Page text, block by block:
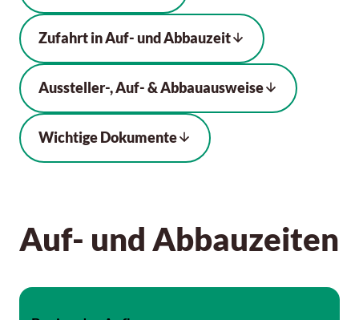
Zufahrt in Auf- und Abbauzeit
Aussteller-, Auf- & Abbauausweise
Wichtige Dokumente
Auf- und Abbauzeiten